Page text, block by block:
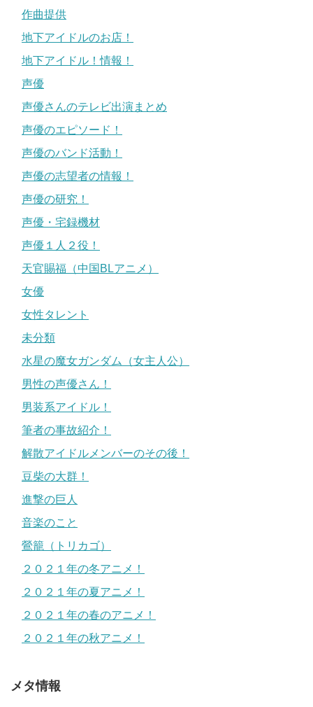
作曲提供
地下アイドルのお店！
地下アイドル！情報！
声優
声優さんのテレビ出演まとめ
声優のエピソード！
声優のバンド活動！
声優の志望者の情報！
声優の研究！
声優・宅録機材
声優１人２役！
天官賜福（中国BLアニメ）
女優
女性タレント
未分類
水星の魔女ガンダム（女主人公）
男性の声優さん！
男装系アイドル！
筆者の事故紹介！
解散アイドルメンバーのその後！
豆柴の大群！
進撃の巨人
音楽のこと
鶯籠（トリカゴ）
２０２１年の冬アニメ！
２０２１年の夏アニメ！
２０２１年の春のアニメ！
２０２１年の秋アニメ！
メタ情報